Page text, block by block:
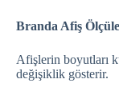
Branda Afiş
Afişlerin boyutları
değişiklik gösterir.